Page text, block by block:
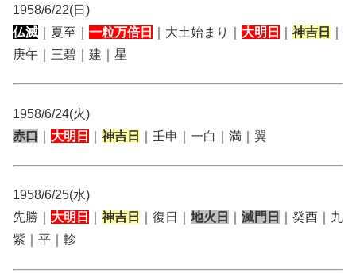
1958/6/22(日)
仏滅 ｜夏至｜ 一粒万倍日 ｜大土始まり｜ 大明日 神吉日
庚午｜三碧｜建｜星
1958/6/24(火)
赤口
大明日 神吉日 ｜壬申｜一白｜満｜翼
1958/6/25(水)
先勝｜ 大明日 神吉日 ｜復日｜ 地火日 滅門日
｜癸酉｜九
紫｜平｜軫